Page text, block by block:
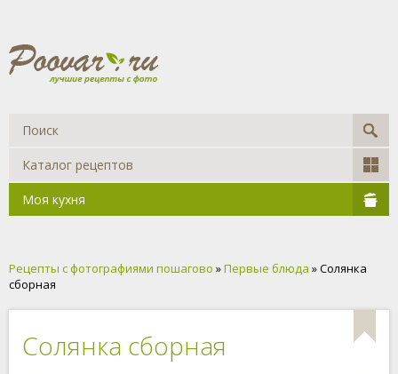
Каталог рецептов
Моя кухня
Рецепты с фотографиями пошагово »Первые блюда » Солянка
сборная
Солянка сборная